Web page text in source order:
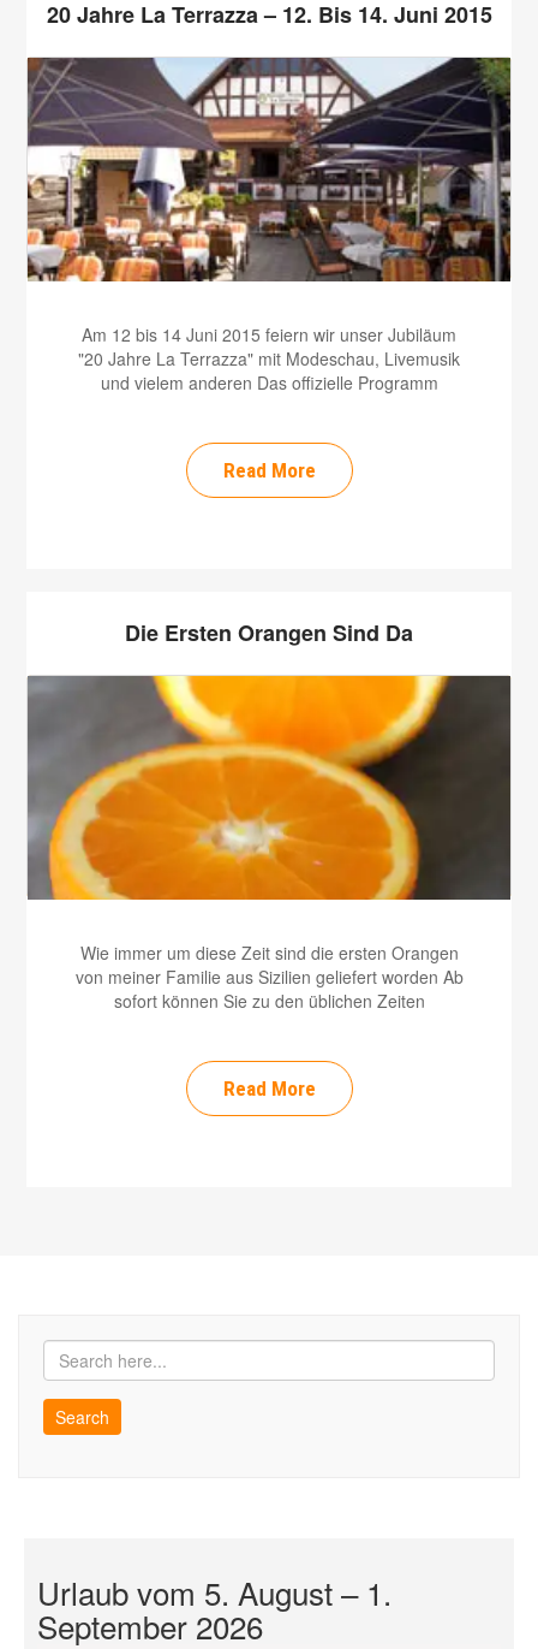
20 Jahre La Terrazza – 12. Bis 14. Juni 2015
Am 12 bis 14 Juni 2015 feiern wir unser Jubiläum
"20 Jahre La Terrazza" mit Modeschau, Livemusik
und vielem anderen Das offizielle Programm
Read More
Die Ersten Orangen Sind Da
Wie immer um diese Zeit sind die ersten Orangen
von meiner Familie aus Sizilien geliefert worden Ab
sofort können Sie zu den üblichen Zeiten
Read More
Urlaub vom 5. August – 1.
September 2026